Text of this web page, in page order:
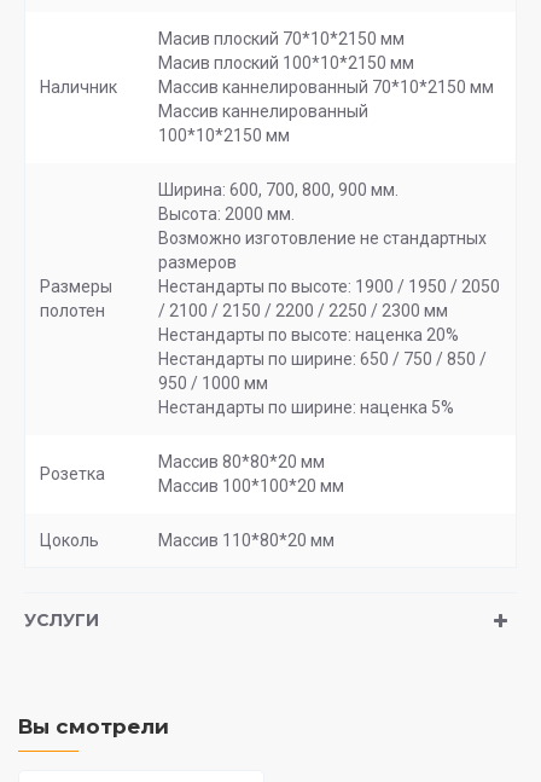
Наличник
Масив плоский 70*10*2150 мм
Масив плоский 100*10*2150 мм
Массив каннелированный 70*10*2150 мм
Массив каннелированный
100*10*2150 мм
Размеры
полотен
Ширина: 600, 700, 800, 900 мм.
Высота: 2000 мм.
Возможно изготовление не стандартных
размеров
Нестандарты по высоте: 1900 / 1950 / 2050
/ 2100 / 2150 / 2200 / 2250 / 2300 мм
Нестандарты по высоте: наценка 20%
Нестандарты по ширине: 650 / 750 / 850 /
950 / 1000 мм
Нестандарты по ширине: наценка 5%
Розетка
Массив 80*80*20 мм
Массив 100*100*20 мм
Цоколь Массив 110*80*20 мм
УСЛУГИ
Вы смотрели